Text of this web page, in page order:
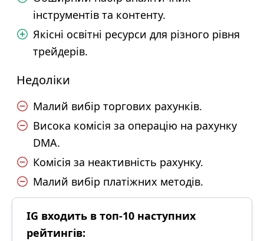
інструментів та контенту.
Якісні освітні ресурси для різного рівня
трейдерів.
Недоліки
Малий вибір торгових рахунків.
Висока комісія за операцію на рахунку
DMA.
Комісія за неактивність рахунку.
Малий вибір платіжних методів.
IG входить в топ-10 наступних
рейтингів: